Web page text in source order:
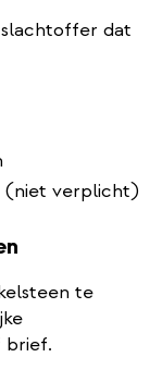
dat
(niet verplicht)
te
brief.